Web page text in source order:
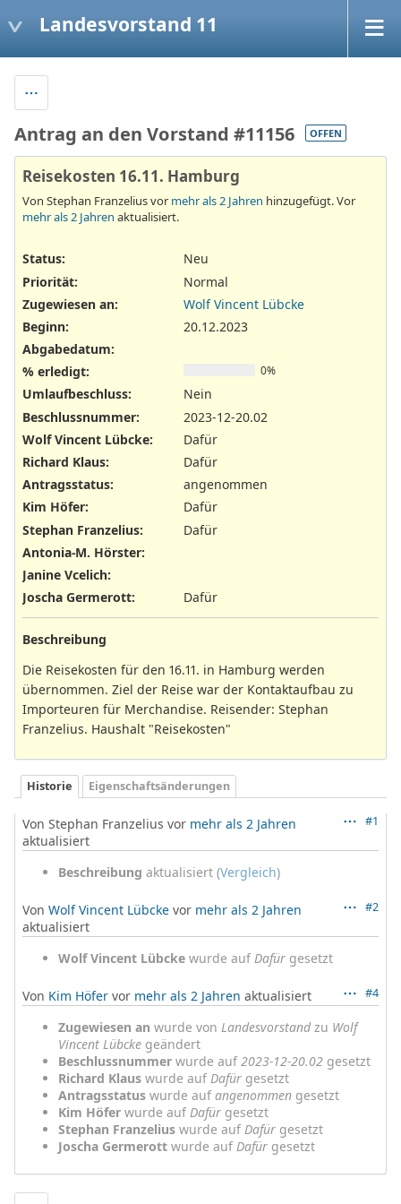
Landesvorstand 11
Antrag an den Vorstand #11156 OFFEN
Reisekosten 16.11. Hamburg
Von Stephan Franzelius vor mehr als 2 Jahren hinzugefügt. Vor
mehr als 2 Jahren aktualisiert.
Status:
Neu
Priorität:
Normal
Zugewiesen an:
Wolf Vincent Lübcke
Beginn:
20.12.2023
Abgabedatum:
% erledigt:
0%
Umlaufbeschluss:
Nein
Beschlussnummer:
2023-12-20.02
Wolf Vincent Lübcke:
Dafür
Richard Klaus:
Dafür
Antragsstatus:
angenommen
Kim Höfer:
Dafür
Stephan Franzelius:
Dafür
Antonia-M. Hörster:
Janine Vcelich:
Joscha Germerott: Dafür
Beschreibung
Die Reisekosten für den 16.11. in Hamburg werden
übernommen. Ziel der Reise war der Kontaktaufbau zu
Importeuren für Merchandise. Reisender: Stephan
Franzelius. Haushalt "Reisekosten"
Historie Eigenschaftsänderungen
#1
Von Stephan Franzelius vor mehr als 2 Jahren
aktualisiert
Beschreibung aktualisiert (Vergleich)
#2
Von Wolf Vincent Lübcke vor mehr als 2 Jahren
aktualisiert
Wolf Vincent Lübcke wurde auf Dafür gesetzt
#4
Von Kim Höfer vor mehr als 2 Jahren aktualisiert
Zugewiesen an wurde von Landesvorstandzu Wolf
Vincent Lübcke geändert
Beschlussnummer wurde auf2023-12-20.02 gesetzt
Richard Klaus wurde auf Dafür gesetzt
Antragsstatus wurde aufangenommen gesetzt
Kim Höfer wurde auf Dafür gesetzt
Stephan Franzelius wurde auf Dafür gesetzt
Joscha Germerott wurde auf Dafür gesetzt